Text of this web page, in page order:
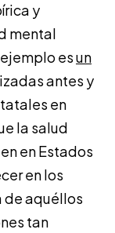
y
mental
esun
antes y
en
la salud
en Estados
en los
de aquéllos
tan